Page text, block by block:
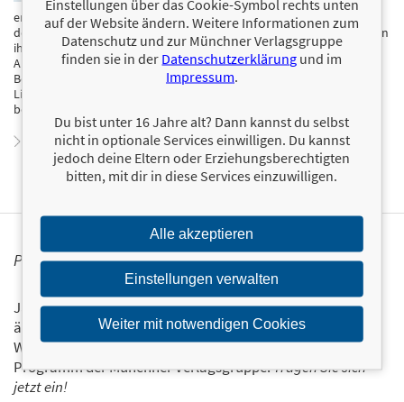
erfolgreiche ReiheHelden der Kindheit. Sie lebt mit ihrem Mann und
dem kleinen Kater Moe in Münster. Die meiste Zeit verbringt sie dort in
ihrem Atelier mit Blick ins Grüne. Hier entwirft sie ihre Designs und
Anleitungen, schreibt für ihren Blog und entwickelt neue Bücher.
Besonders Häkelapplikationen und Amigurumis gehören zu ihren
Lieblingsmodellen. Und dabei gilt immer: je farbenfroher, desto
besser!
Zum Profil von Inga Borges
PERSONALISIERTE PRODUKTINFORMATIONEN
Ja, ich will über interessante Neuerscheinungen und
ähnliche Produkte informiert werden.
Wir halten Sie per E-Mail auf dem aktuellen Stand über das
Programm der Münchner Verlagsgruppe.Tragen Sie sich
jetzt ein!
Einstellungen über das Cookie-Symbol rechts unten
auf der Website ändern. Weitere Informationen zum
Datenschutz und zur Münchner Verlagsgruppe
finden sie in der Datenschutzerklärung und im
Impressum.
Du bist unter 16 Jahre alt? Dann kannst du selbst
nicht in optionale Services einwilligen. Du kannst
jedoch deine Eltern oder Erziehungsberechtigten
bitten, mit dir in diese Services einzuwilligen.
Alle akzeptieren
Einstellungen verwalten
Weiter mit notwendigen Cookies